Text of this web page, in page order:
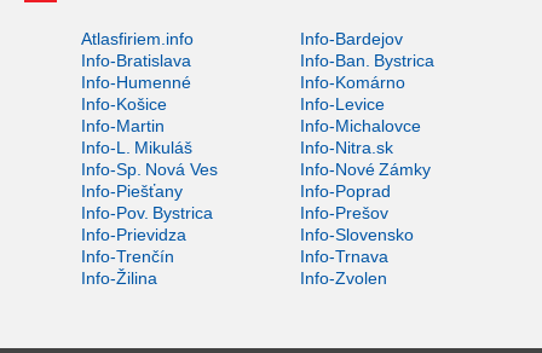
Atlasfiriem.info
Info-Bardejov
Info-Bratislava
Info-Ban. Bystrica
Info-Humenné
Info-Komárno
Info-Košice
Info-Levice
Info-Martin
Info-Michalovce
Info-L. Mikuláš
Info-Nitra.sk
Info-Sp. Nová Ves
Info-Nové Zámky
Info-Piešťany
Info-Poprad
Info-Pov. Bystrica
Info-Prešov
Info-Prievidza
Info-Slovensko
Info-Trenčín
Info-Trnava
Info-Žilina
Info-Zvolen